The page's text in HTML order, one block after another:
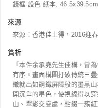
鏡框 設色 紙本, 46.5x39.5cm
來源
來源：香港佳士得，2016迎
賞析
「本件余承堯先生佳構，曾
有序。畫面構圖打破傳統三
織就出如鋼鐵屏障般的墨黑
開沉重的墨色，使視線得以
山、翠影交疊處，點綴一簇